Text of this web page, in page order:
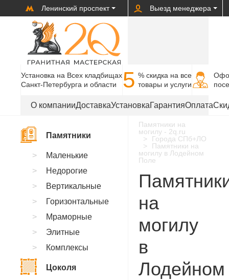
Ленинский проспект Выезд менеджера
Установка на Всех кладбищах
Санкт-Петербурга и области
5 % cкидка на все
товары и услуги
О компанииДоставкаУстановкаГарантияОплата
Памятники на
могилу - 2q.ru
Города СПб+ЛО
Памятники на
могилу в Лодейном
Поле
на
могилу
в
Лодейном
Памятники
Маленькие
Недорогие
Вертикальные
Горизонтальные
Мраморные
Элитные
Комплексы
Цоколя